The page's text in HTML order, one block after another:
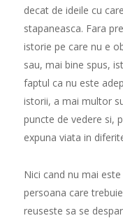
decat de ideile cu
stapaneasca. Fara
istorie pe care nu e
sau, mai bine spus,
faptul ca nu este
istorii, a mai multor
puncte de vedere si,
expuna viata in
Nici cand nu mai
persoana care
reuseste sa se